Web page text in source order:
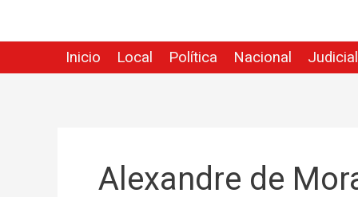
Inicio Local Política Nacional Judicial
Alexandre de